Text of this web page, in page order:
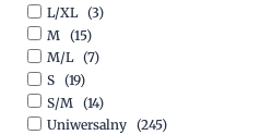
Srebrny
Szary
Turkusowy
Zielony
Złoty
(1)
L/XL (3)
M (15)
M/L (7)
S (19)
S/M (14)
Uniwersalny (245)